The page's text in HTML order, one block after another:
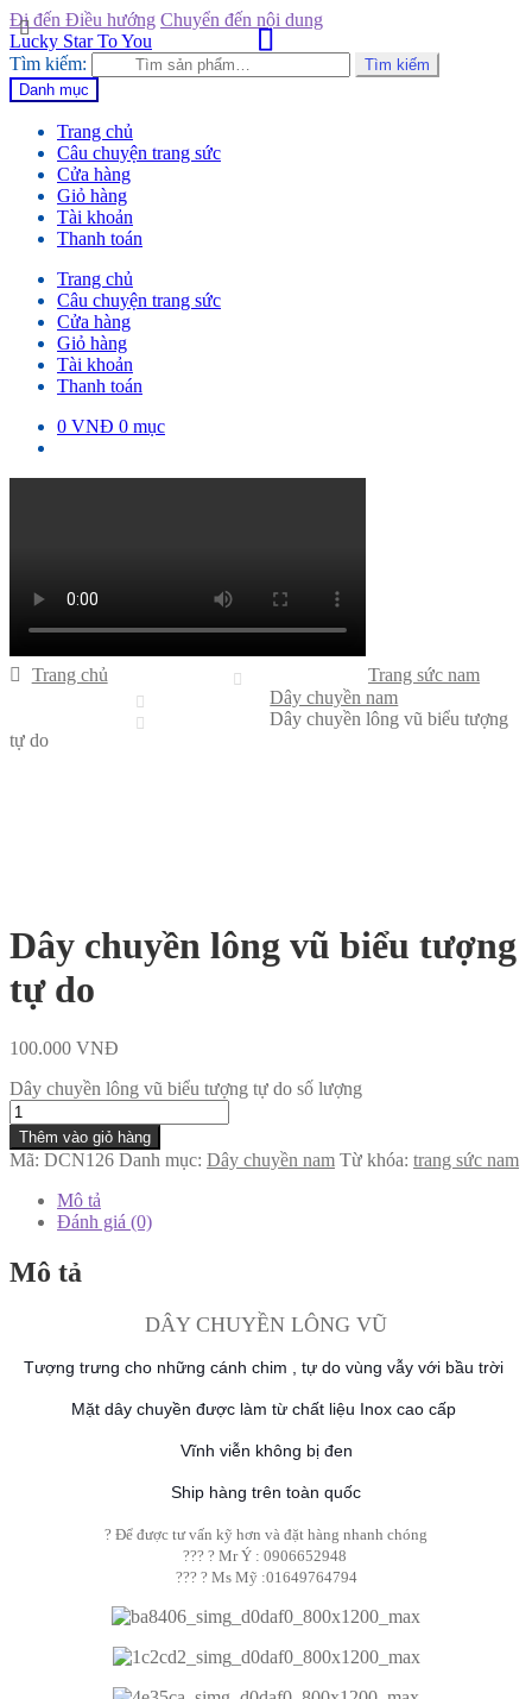
Đi đến Điều hướng Chuyển đến nội dung
Lucky Star To You
Tìm kiếm:
Tìm kiếm
Danh mục
Trang chủ
Câu chuyện trang sức
Cửa hàng
Giỏ hàng
Tài khoản
Thanh toán
Trang chủ
Câu chuyện trang sức
Cửa hàng
Giỏ hàng
Tài khoản
Thanh toán
0 VNĐ 0 mục
Trang chủ
Trang sức nam
Dây chuyền nam
Dây chuyền lông vũ biểu tượng
tự do
Dây chuyền lông vũ biểu tượng
tự do
100.000 VNĐ
Dây chuyền lông vũ biểu tượng tự do số lượng
Thêm vào giỏ hàng
Mã: DCN126 Danh mục: Dây chuyền nam Từ khóa: trang sức nam
Mô tả
Đánh giá (0)
Mô tả
DÂY CHUYỀN LÔNG VŨ
Tượng trưng cho những cánh chim , tự do vùng vẫy với bầu trời
Mặt dây chuyền được làm từ chất liệu Inox cao cấp
Vĩnh viễn không bị đen
Ship hàng trên toàn quốc
? Để được tư vấn kỹ hơn và đặt hàng nhanh chóng
??? ? Mr Ý : 0906652948
??? ? Ms Mỹ :01649764794